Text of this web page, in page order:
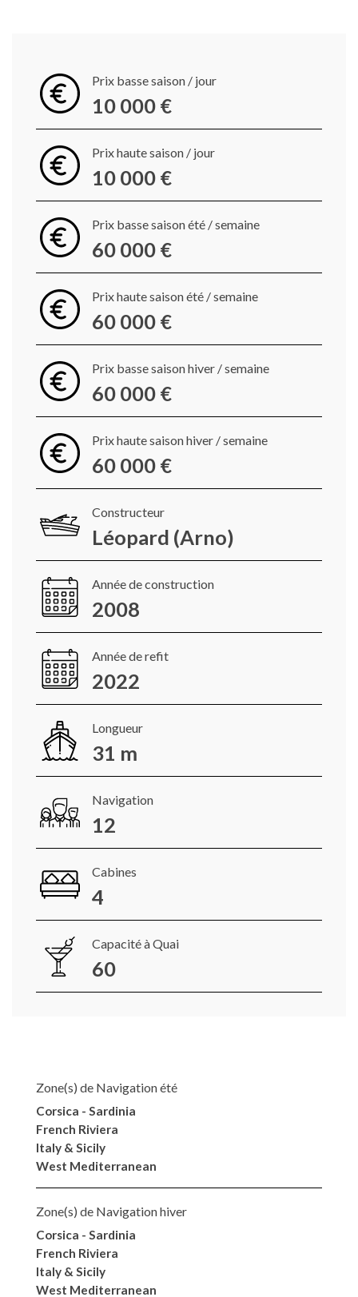
Prix basse saison / jour
10 000 €
Prix haute saison / jour
10 000 €
Prix basse saison été / semaine
60 000 €
Prix haute saison été / semaine
60 000 €
Prix basse saison hiver / semaine
60 000 €
Prix haute saison hiver / semaine
60 000 €
Constructeur
Léopard (Arno)
Année de construction
2008
Année de refit
2022
Longueur
31 m
Navigation
12
Cabines
4
Capacité à Quai
60
Zone(s) de Navigation été
Corsica - Sardinia
French Riviera
Italy & Sicily
West Mediterranean
Zone(s) de Navigation hiver
Corsica - Sardinia
French Riviera
Italy & Sicily
West Mediterranean